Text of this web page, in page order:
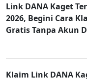
Link DANA Kaget
2026, Begini Cara
Gratis Tanpa Akun
Klaim Link DANA